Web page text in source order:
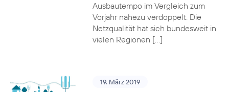
Ausbautempo im Vergleich zum
Vorjahr nahezu verdoppelt. Die
Netzqualität hat sich bundesweit in
vielen Regionen […]
19. März 2019